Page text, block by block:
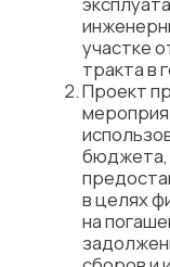
участке
тракта в
Проект
бюджета,
в целях
на